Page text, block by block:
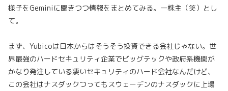
様子をGeminiに聞きつつ情報をまとめてみる。一株主（笑）とし
て。
まず、Yubicoは日本からはそうそう投資できる会社じゃない。世
界最強のハードセキュリティ企業でビッグテックや政府系機関が
かなり発注している凄いセキュリティのハード会社なんだけど、
この会社はナスダックつってもスウェーデンのナスダックに上場